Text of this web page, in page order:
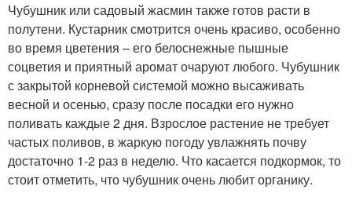
Чубушник или садовый жасмин также готов расти в
полутени. Кустарник смотрится очень красиво, особенно
во время цветения – его белоснежные пышные
соцветия и приятный аромат очаруют любого. Чубушник
с закрытой корневой системой можно высаживать
весной и осенью, сразу после посадки его нужно
поливать каждые 2 дня. Взрослое растение не требует
частых поливов, в жаркую погоду увлажнять почву
достаточно 1-2 раз в неделю. Что касается подкормок, то
стоит отметить, что чубушник очень любит органику.